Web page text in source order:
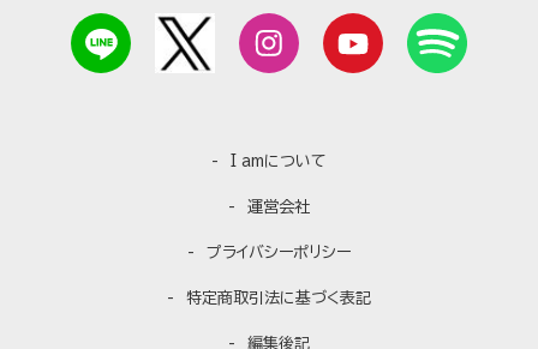
I amについて
運営会社
プライバシーポリシー
特定商取引法に基づく表記
編集後記